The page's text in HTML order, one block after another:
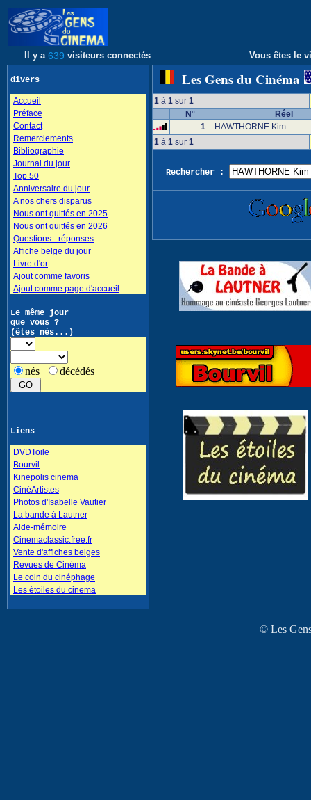
Il y a 639 visiteurs connectés Vous êtes le
divers
Accueil
Préface
Contact
Remerciements
Bibliographie
Journal du jour
Top 50
Anniversaire du jour
A nos chers disparus
Nous ont quittés en 2025
Nous ont quittés en 2026
Questions - réponses
Affiche belge du jour
Livre d'or
Ajout comme favoris
Ajout comme page d'accueil
Le même jour
que vous ?
(êtes nés...)
nés décédés
Liens
DVDToile
Bourvil
Kinepolis cinema
CinéArtistes
Photos d'Isabelle Vautier
La bande à Lautner
Aide-mémoire
Cinemaclassic.free.fr
Vente d'affiches belges
Revues de Cinéma
Le coin du cinéphage
Les étoiles du cinema
Les Gens du Cinéma
1 à 1 sur 1
N°
Réel
1.
HAWTHORNE Kim
1 à 1 sur 1
Rechercher :
© Les